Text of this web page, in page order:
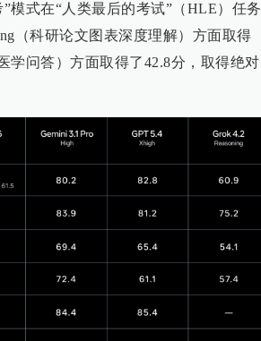
模式在“人类最后的考试”（HLE）任务
（科研论文图表深度理解）方面取得
学问答）方面取得了42.8分，取得绝对